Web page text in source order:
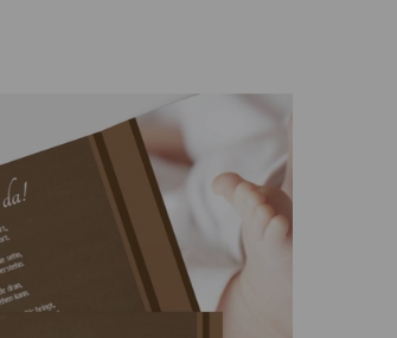
Inspiration. Ob herzlich,
Gruß.
Worten.